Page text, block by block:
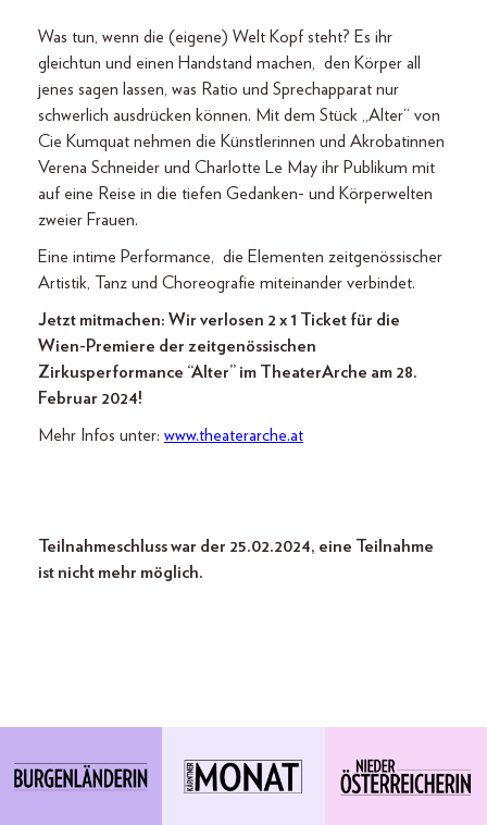
Was tun, wenn die (eigene) Welt Kopf steht? Es ihr
gleichtun und einen Handstand machen, den Körper all
jenes sagen lassen, was Ratio und Sprechapparat nur
schwerlich ausdrücken können. Mit dem Stück „Alter“ von
Cie Kumquat nehmen die Künstlerinnen und Akrobatinnen
Verena Schneider und Charlotte Le May ihr Publikum mit
auf eine Reise in die tiefen Gedanken- und Körperwelten
zweier Frauen.
Eine intime Performance, die Elementen zeitgenössischer
Artistik, Tanz und Choreografie miteinander verbindet.
Jetzt mitmachen: Wir verlosen 2 x 1 Ticket für die
Wien-Premiere der zeitgenössischen
Zirkusperformance “Alter” im TheaterArche am 28.
Februar 2024!
Mehr Infos unter: www.theaterarche.at
Teilnahmeschluss war der 25.02.2024, eine Teilnahme
ist nicht mehr möglich.